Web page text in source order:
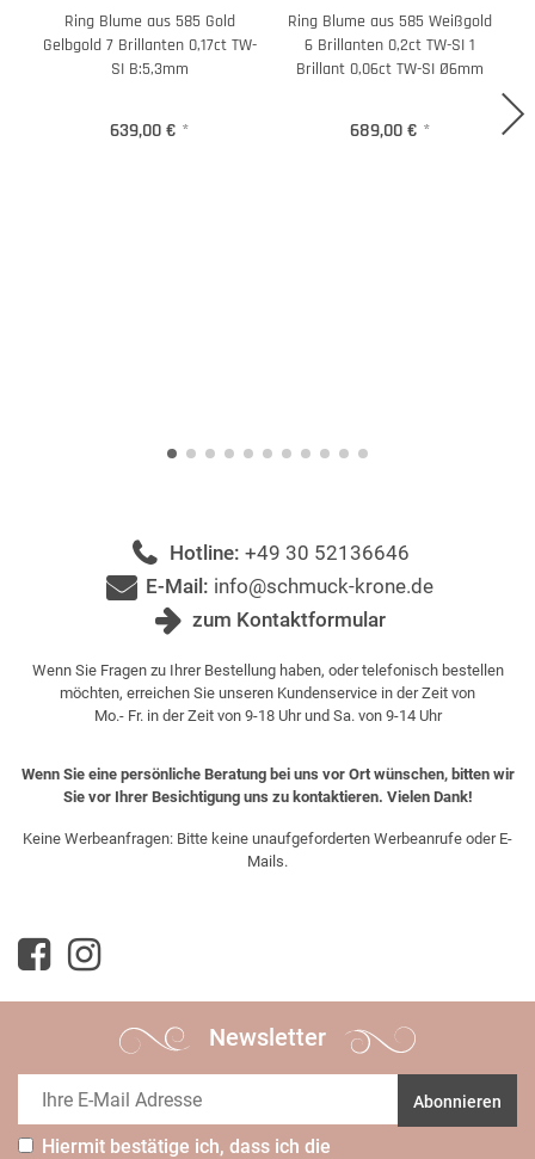
Ring Blume aus 585 Gold
Gelbgold 7 Brillanten 0,17ct TW-
SI B:5,3mm
639,00 € *
Ring Blume aus 585 Weißgold
6 Brillanten 0,2ct TW-SI 1
Brillant 0,06ct TW-SI Ø6mm
689,00 € *
Hotline: +49 30 52136646
E-Mail: info@schmuck-krone.de
zum Kontaktformular
Wenn Sie Fragen zu Ihrer Bestellung haben, oder telefonisch bestellen
möchten, erreichen Sie unseren Kundenservice in der Zeit von
Mo.- Fr. in der Zeit von 9-18 Uhr und Sa. von 9-14 Uhr
Wenn Sie eine persönliche Beratung bei uns vor Ort wünschen, bitten wir
Sie vor Ihrer Besichtigung uns zu kontaktieren. Vielen Dank!
Keine Werbeanfragen: Bitte keine unaufgeforderten Werbeanrufe oder E-
Mails.
Newsletter
Abonnieren
Hiermit bestätige ich, dass ich die